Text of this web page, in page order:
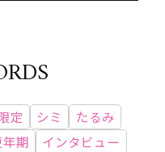
定 シミ
たるみ
期
インタビュー